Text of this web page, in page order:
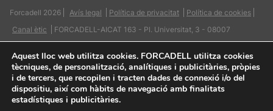
Forcadell 2026 Avís legal Política de privacitat
Política de cookies
Canal ètic
FORCADELL-AICAT 163 - Pl. Universitat, 3 - 08007
Aquest lloc web utilitza cookies. FORCADELL utilitza cookies
tècniques, de personalització, analítiques i publicitàries, pròpies
i de tercers, que recopilen i tracten dades de connexió i/o del
dispositiu, així com hàbits de navegació amb finalitats
estadístiques i publicitàries.